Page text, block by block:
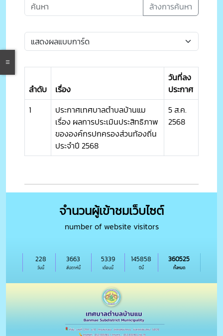
ล้างการค้นหา
ลำดับ เรื่อง
วันที่ลง
ประกาศ
1
ประกาศเทศบาลตำบลบ้านแม
เรื่อง ผลการประเมินประสิทธิภาพ
ขององค์กรปกครองส่วนท้องถิ่น
ประจำปี 2568
5 ส.ค.
2568
จำนวนผู้เข้าชมเว็บไซต์
number of website visitors
วันนี้
228
สัปดาห์นี้
3663
เดือนนี้
5339
ปีนี้
145858
ทั้งหมด
360525